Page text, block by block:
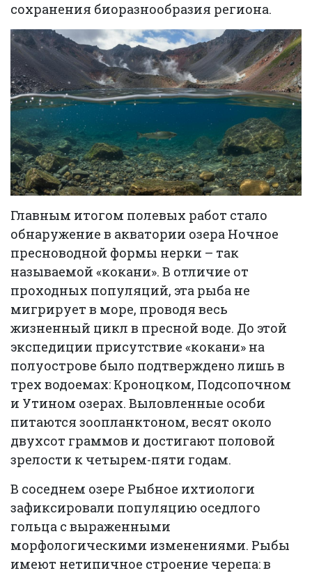
сохранения биоразнообразия региона.
Главным итогом полевых работ стало
обнаружение в акватории озера Ночное
пресноводной формы нерки – так
называемой «кокани». В отличие от
проходных популяций, эта рыба не
мигрирует в море, проводя весь
жизненный цикл в пресной воде. До этой
экспедиции присутствие «кокани» на
полуострове было подтверждено лишь в
трех водоемах: Кроноцком, Подсопочном
и Утином озерах. Выловленные особи
питаются зоопланктоном, весят около
двухсот граммов и достигают половой
зрелости к четырем-пяти годам.
В соседнем озере Рыбное ихтиологи
зафиксировали популяцию оседлого
гольца с выраженными
морфологическими изменениями. Рыбы
имеют нетипичное строение черепа: в